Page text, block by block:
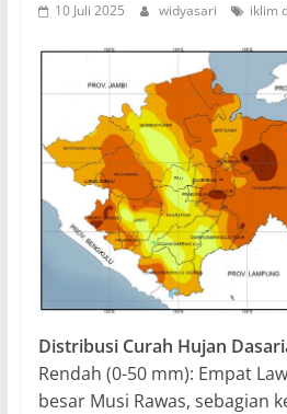
10 Juli 2025 widyasari iklim
Distribusi Curah Hujan
Rendah (0-50 mm): Empat
besar Musi Rawas, sebagian